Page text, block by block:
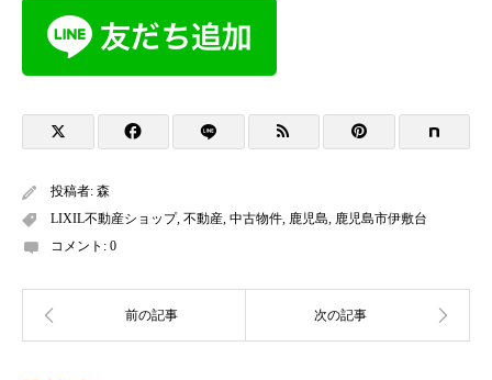
投稿者: 森
LIXIL不動産ショップ, 不動産, 中古物件, 鹿児島, 鹿児島市伊敷台
コメント: 0